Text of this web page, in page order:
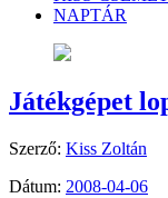
NAPTÁR
Játékgépet
Szerző: Kiss Zoltán
Dátum: 2008-04-06